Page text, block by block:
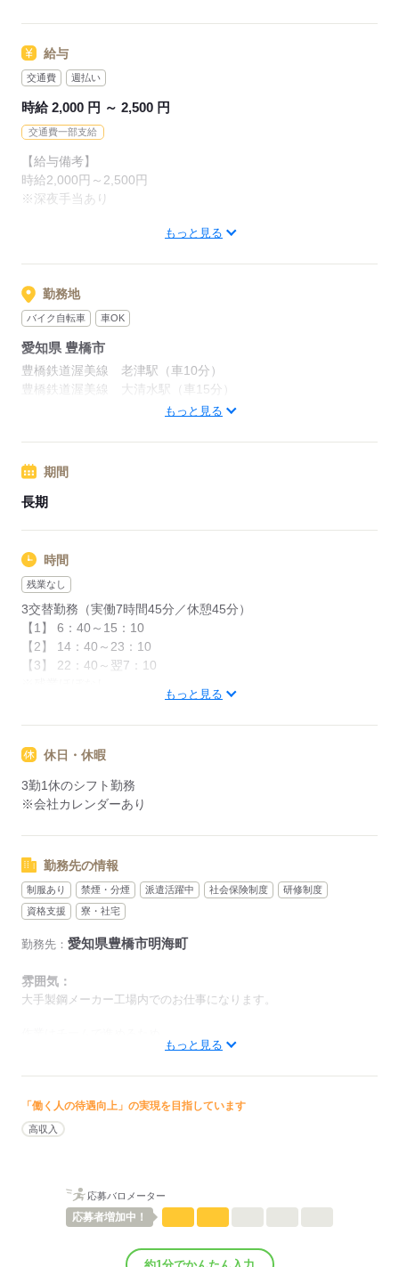
給与
交通費 週払い
時給 2,000 円 ～ 2,500 円
交通費一部支給
【給与備考】
時給2,000円～2,500円
※深夜手当あり
3交替勤務でしっかり稼げる高時給求人！
【1】（6：40～15：10）
日収15,500円
【2】（14：40～23：10）
日収15,500円＋深夜手当
【3】（22：40～翌7：10）
→日収18,600円前後
※深夜手当含む
【交通費備考】
交通費支給（規定あり）
応募する
もっと見る
勤務地
バイク自転車 車OK
愛知県 豊橋市
豊橋鉄道渥美線 老津駅（車10分）
豊橋鉄道渥美線 大清水駅（車15分）
豊橋鉄道渥美線 杉山駅（車12分）
もっと見る
期間
長期
時間
残業なし
3交替勤務（実働7時間45分／休憩45分）
【1】 6：40～15：10
【2】 14：40～23：10
【3】 22：40～翌7：10
もっと見る
休日・休暇
3勤1休のシフト勤務
※会社カレンダーあり
勤務先の情報
制服あり 禁煙・分煙 派遣活躍中 社会保険制度
研修制度
資格支援
寮・社宅
勤務先： 愛知県豊橋市明海町
雰囲気：
大手製鋼メーカー工場内でのお仕事になります。
分からないこともすぐ聞ける環境です。
教育・サポート体制もしっかりしています。
男女の割合
しずか
（男6：女4）
もっと見る
「働く人の待遇向上」の実現を目指しています
高収入
応募バロメーター
応募者増加中！